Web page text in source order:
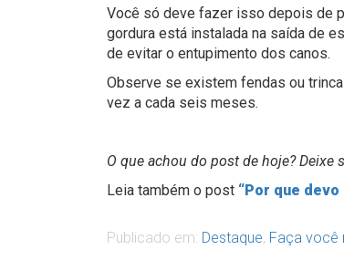
Você só deve fazer isso depois de
gordura está instalada na saída de
de evitar o entupimento dos canos.
Observe se existem fendas ou
vez a cada seis meses.
O que achou do post de hoje? Deixe
Leia também o post “Por que devo
Publicado em: Destaque, Faça você